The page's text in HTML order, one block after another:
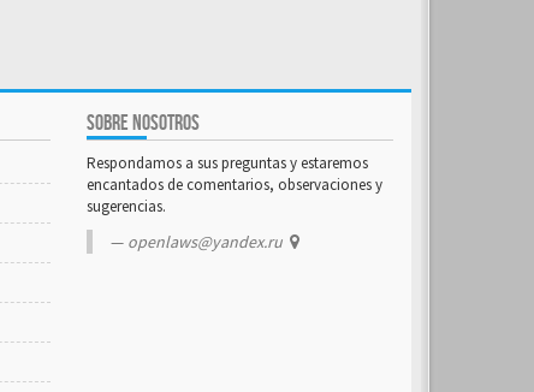
SOBRE NOSOTROS
Respondamos a sus preguntas y estaremos
encantados de comentarios, observaciones y
sugerencias.
openlaws@yandex.ru